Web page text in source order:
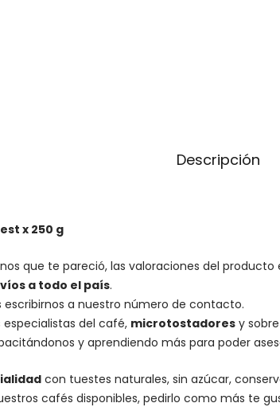
Descripción
x 250 g
que te pareció, las valoraciones del producto
a todo el país.
escribirnos a nuestro número de contacto.
especialistas del café, microtostadores y
y aprendiendo más para poder
con tuestes naturales, sin azúcar,
cafés disponibles, pedirlo como más te